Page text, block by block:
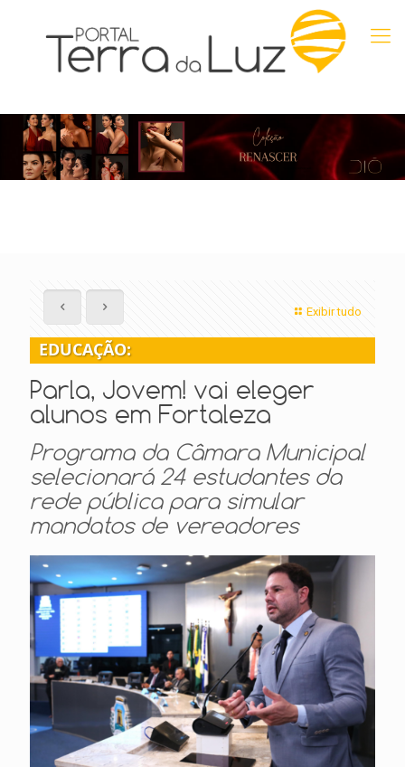
Exibir tudo
EDUCAÇÃO:
Parla, Jovem! vai eleger
alunos em Fortaleza
Programa da Câmara Municipal
selecionará 24 estudantes da
rede pública para simular
mandatos de vereadores